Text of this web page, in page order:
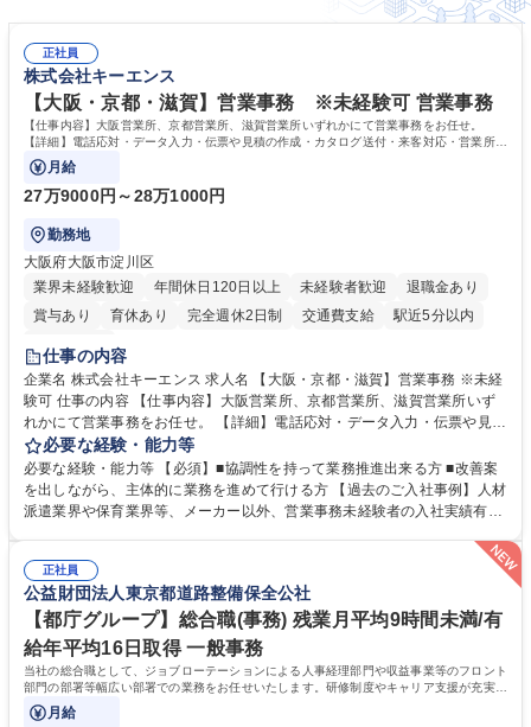
正社員
株式会社キーエンス
【大阪・京都・滋賀】営業事務 ※未経験可 営業事務
【仕事内容】大阪営業所、京都営業所、滋賀営業所いずれかにて営業事務をお任せ。
【詳細】電話応対・データ入力・伝票や見積の作成・カタログ送付・来客対応・営業所内
で発生する事務業務や業務改善をお任せ。
月給
27万9000円～28万1000円
勤務地
大阪府大阪市淀川区
業界未経験歓迎
年間休日120日以上 未経験者歓迎
退職金あり
賞与あり
育休あり 完全週休2日制 交通費支給
駅近5分以内
土日祝休み
仕事の内容
企業名 株式会社キーエンス 求人名 【大阪・京都・滋賀】営業事務 ※未経
験可 仕事の内容 【仕事内容】大阪営業所、京都営業所、滋賀営業所いず
れかにて営業事務をお任せ。 【詳細】電話応対・データ入力・伝票や見積
の作成・カタログ送付・来客対応・営業所内で発生する事務業務や業務改
善をお任せ。 【教育制度】ご入社後、育成担当とペアになりながらOJTに
て業務を覚えていただくことが可能です。業務システムがきちんと構築さ
れているため、スムーズに仕事に慣れることができる環境です。また、
常に改善を目指す風土のため、安心して業務に取り組んでいただけます。
募集職種 【大阪・京都・滋賀】営業事務 ※未経験可
必要な経験・能力等
必要な経験・能力等 【必須】■協調性を持って業務推進出来る方 ■改善案
を出しながら、主体的に業務を進めて行ける方 【過去のご入社事例】人材
派遣業界や保育業界等、メーカー以外、営業事務未経験者の入社実績有
により、キーエンスの付加価値向上に貢献します。ベースの定型業務に加
えて、お客様や社員の状況に合わせ、能動的なサポート、改善の動きも期
待され。組織を支えるスペシャリストとして、チームに貢献し、結果的に
社員から頼られる存在になることができます。平均19:30の退勤以降の業
務の持ち帰りも禁止されており、メリハリのある働き方となります。 学
歴・資格 学歴：大学院 大学 高専 短大 語学力： 資格：
正社員
公益財団法人東京都道路整備保全公社
【都庁グループ】総合職(事務) 残業月平均9時間未満/有
給年平均16日取得 一般事務
当社の総合職として、ジョブローテーションによる人事経理部門や収益事業等のフロント
部門の部署等幅広い部署での業務をお任せいたします。研修制度やキャリア支援が充実し
ております！ ※下記業務詳細
月給